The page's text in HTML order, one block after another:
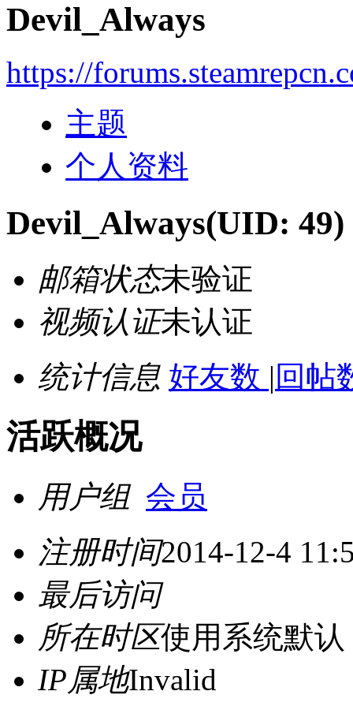
Devil_Always
https://
主题
个人资料
Devil_Always(UID: 49)
邮箱状态未验证
视频认证未认证
统计信息 好友数 | 回帖
活跃概况
用户组 会员
注册时间2014-12-4
最后访问
所在时区使用系统默认
IP属地Invalid